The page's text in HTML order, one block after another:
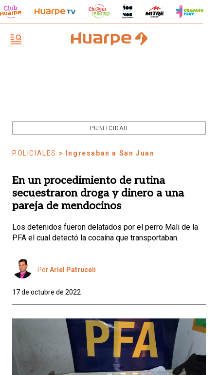
PUBLICIDAD
POLICIALES > Ingresaban a San Juan
En un procedimiento de rutina
secuestraron droga y dinero a una
pareja de mendocinos
Los detenidos fueron delatados por el perro Mali de la
PFA el cual detectó la cocaína que transportaban.
PorAriel Patruceli
17 de octubre de 2022